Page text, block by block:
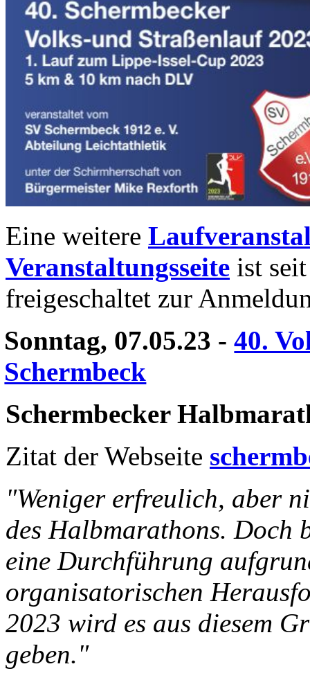
Eine weitere
Veranstaltungsseite ist
freigeschaltet zur
Sonntag, 07.05.23 -40.
Schermbeck
Schermbecker
Zitat der Webseite
"Weniger erfreulich, aber
des Halbmarathons. Doch
eine Durchführung
organisatorischen
2023 wird es aus diesem
geben."